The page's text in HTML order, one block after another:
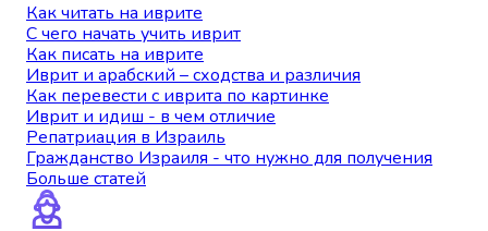
Как читать на иврите
С чего начать учить иврит
Как писать на иврите
Иврит и арабский – сходства и различия
Как перевести с иврита по картинке
Иврит и идиш - в чем отличие
Репатриация в Израиль
Гражданство Израиля - что нужно для получения
Больше статей